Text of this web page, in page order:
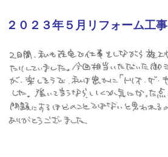
２０２３年５月リフォーム工事